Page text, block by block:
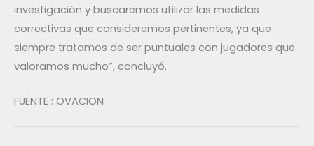
investigación y buscaremos utilizar las medidas
correctivas que consideremos pertinentes, ya que
siempre tratamos de ser puntuales con jugadores que
valoramos mucho”, concluyó.
FUENTE : OVACION